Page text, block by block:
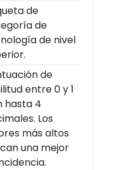
de
de
de nivel
de
entre 0 y 1
hasta 4
Los
más altos
una mejor